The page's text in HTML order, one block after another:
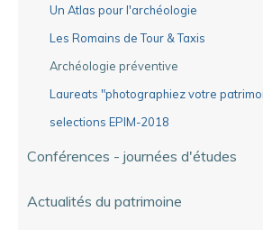
Un Atlas pour l'archéologie
Les Romains de Tour & Taxis
Archéologie préventive
Laureats "photographiez votre
selections EPIM-2018
Conférences - journées d'études
Actualités du patrimoine